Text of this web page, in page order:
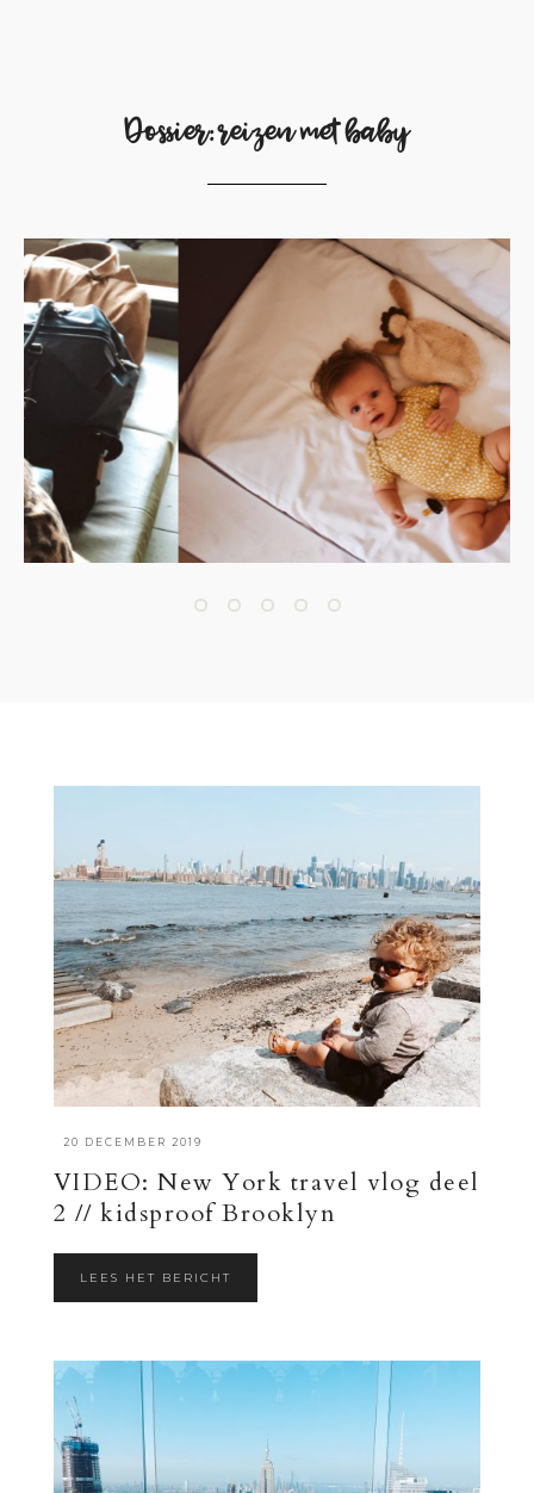
Dossier: reizen met baby
20 DECEMBER 2019
VIDEO: New York travel vlog deel
2 // kidsproof Brooklyn
LEES HET BERICHT